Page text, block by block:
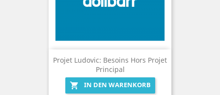
Projet Ludovic: Besoins Hors Projet
Principal

IN DEN WARENKORB